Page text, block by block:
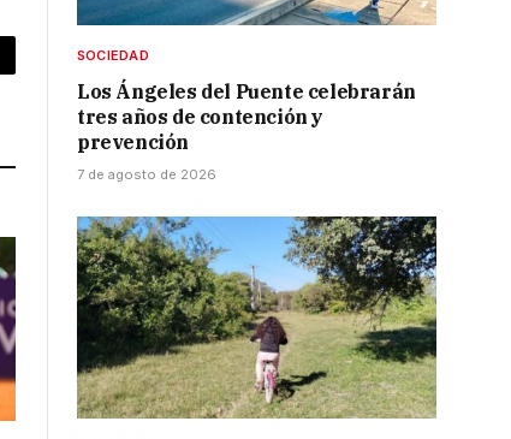
SOCIEDAD
Los Ángeles del Puente celebrarán
tres años de contención y
prevención
7 de agosto de 2026